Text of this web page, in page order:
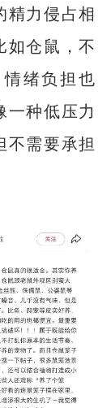
精力侵占相
如仓鼠，不
绪负担也
种低压力
不需要承担